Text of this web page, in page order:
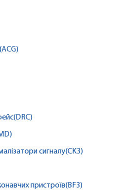
сигналу(CK3)
пристроїв(BF3)